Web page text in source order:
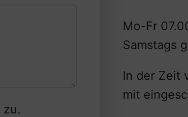
zu.
Mo-Fr
Samstags
In der Zeit
mit